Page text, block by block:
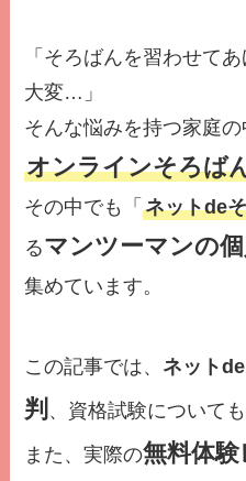
「そろばんを習わせて
大変…」
そんな悩みを持つ家庭
オンラインそろば
その中でも「ネットde
るマンツーマンの
集めています。
この記事では、 ネット
判 、資格試験について
また、実際の無料体